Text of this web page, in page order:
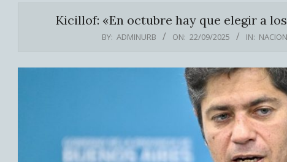
Kicillof: «En octubre hay que elegir a
BY: ADMINURB ON: 22/09/2025 IN: